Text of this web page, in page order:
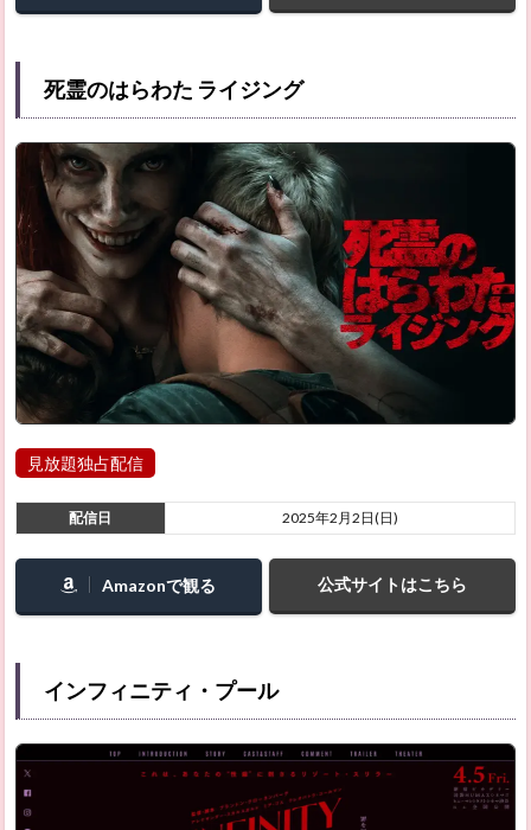
Nickel
カ）
2.51
ハウ
ス・オ
ブ・ダ
ビデシ
ーズン
1（原
題：
House
of
／アメ
リカ）
かくし
ごと
春に散
る
LIFE
関心領
死霊のはらわた ライジング
見放題独占配信
配信日 2025年2月2日(日)
Amazonで観る 公式サイトはこちら
インフィニティ・プール